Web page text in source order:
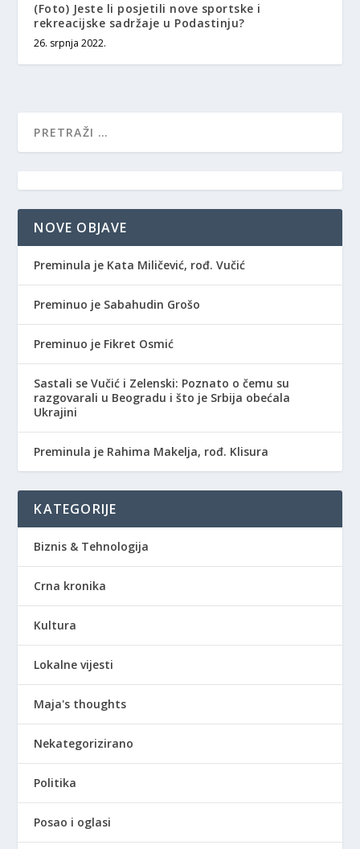
(Foto) Jeste li posjetili nove sportske i
rekreacijske sadržaje u Podastinju?
26. srpnja 2022.
NOVE OBJAVE
Preminula je Kata Miličević, rođ. Vučić
Preminuo je Sabahudin Grošo
Preminuo je Fikret Osmić
Sastali se Vučić i Zelenski: Poznato o čemu su
razgovarali u Beogradu i što je Srbija obećala
Ukrajini
Preminula je Rahima Makelja, rođ. Klisura
KATEGORIJE
Biznis & Tehnologija
Crna kronika
Kultura
Lokalne vijesti
Maja's thoughts
Nekategorizirano
Politika
Posao i oglasi